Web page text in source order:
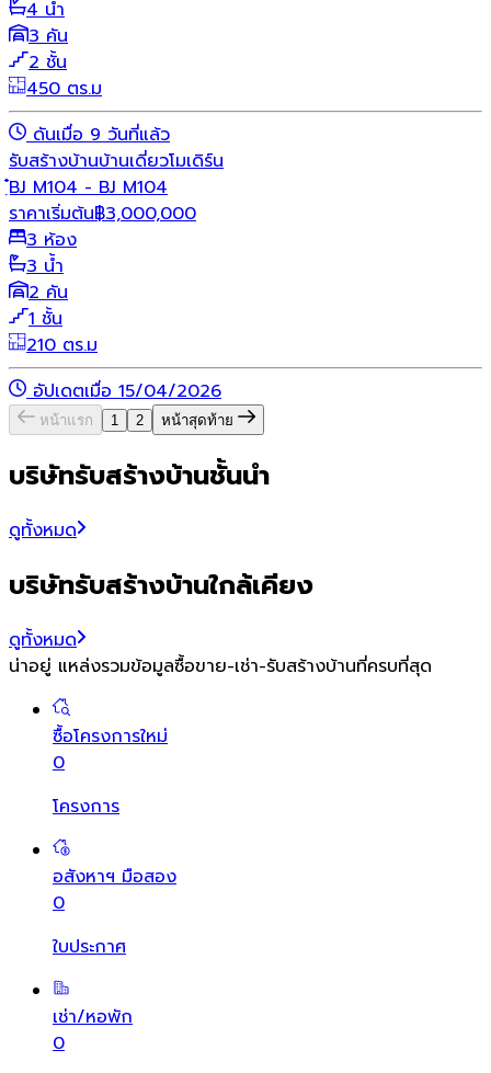
4 น้ำ
3 คัน
2 ชั้น
450 ตร.ม
ดันเมื่อ 9 วันที่แล้ว
รับสร้างบ้านบ้านเดี่ยวโมเดิร์น
ฺ๋BJ M104 - BJ M104
ราคาเริ่มต้น฿3,000,000
3 ห้อง
3 น้ำ
2 คัน
1 ชั้น
210 ตร.ม
อัปเดตเมื่อ 15/04/2026
หน้าแรก 1 2 หน้าสุดท้าย
บริษัทรับสร้างบ้านชั้นนำ
ดูทั้งหมด
บริษัทรับสร้างบ้านใกล้เคียง
ดูทั้งหมด
น่าอยู่ แหล่งรวมข้อมูลซื้อขาย-เช่า-รับสร้างบ้านที่ครบที่สุด
ซื้อโครงการใหม่
0
โครงการ
อสังหาฯ มือสอง
0
ใบประกาศ
เช่า/หอพัก
0